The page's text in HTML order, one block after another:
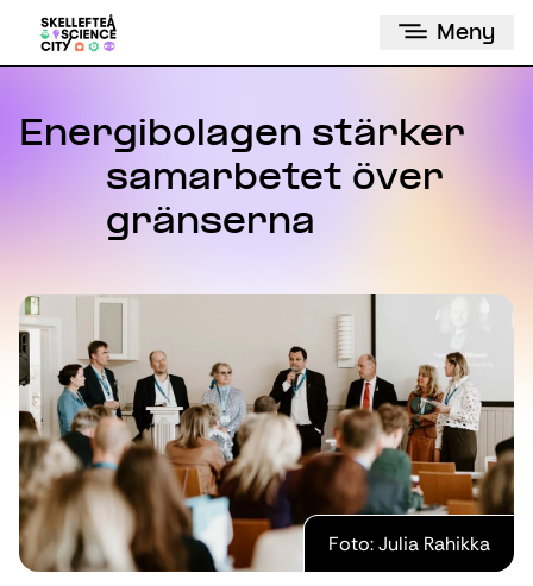
Meny
Energibolagen stärker
samarbetet över
gränserna
Foto: Julia Rahikka